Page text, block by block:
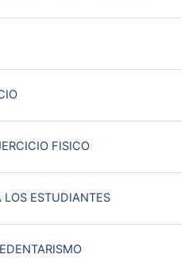
URL
FISICOURL
LOS ESTUDIANTESURL
URL